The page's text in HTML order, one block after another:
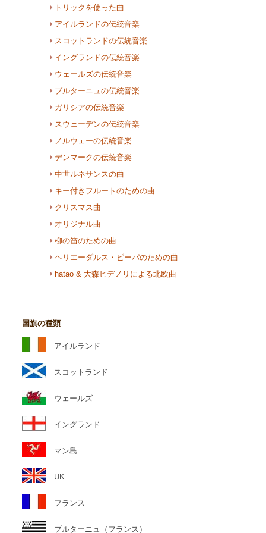
トリックを使った曲
アイルランドの伝統音楽
スコットランドの伝統音楽
イングランドの伝統音楽
ウェールズの伝統音楽
ブルターニュの伝統音楽
ガリシアの伝統音楽
スウェーデンの伝統音楽
ノルウェーの伝統音楽
デンマークの伝統音楽
中世ルネサンスの曲
キー付きフルートのための曲
クリスマス曲
オリジナル曲
柳の笛のための曲
ヘリエーダルス・ピーパのための曲
hatao & 大森ヒデノリによる北欧曲
国旗の種類
アイルランド
スコットランド
ウェールズ
イングランド
マン島
UK
フランス
ブルターニュ（フランス）